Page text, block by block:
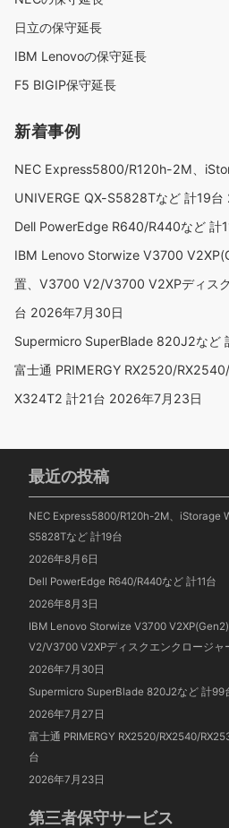
日立の保守延長
IBM Lenovoの保守延長
F5 BIGIP保守延長
新着事例
NEC Express5800/R120h-2M、
UNIVERGE QX-S5828Tなど 計19台
Dell PowerEdge R640/R440など 計
IBM Lenovo Storwize V3700
置、V3700 V2/V3700 V2XPディス
台 2026年7月30日
Supermicro SuperBlade 820J2など
富士通 PRIMERGY RX2520/
X324T2 計21台 2026年7月23日
最近の投稿
NEC Express5800/R120h-2M、iStorage
S5828Tなど 計19台
2026年8月6日
Dell PowerEdge R640/R440など 計11台
2026年8月3日
IBM Lenovo Storwize V3700
V2/V3700 V2XPディスクエンクロージャ
2026年7月30日
Supermicro SuperBlade 820J2など 計99
2026年7月27日
富士通 PRIMERGY RX2520/RX2540/
台
2026年7月23日
第三者保守サービス